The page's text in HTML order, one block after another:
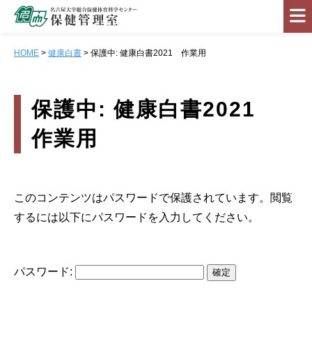
HOME > 健康白書 > 保護中: 健康白書2021 作業用
保護中: 健康白書2021
作業用
このコンテンツはパスワードで保護されています。閲覧
するには以下にパスワードを入力してください。
パスワード:
健康相談
お知らせ
総合保健体育科学センター
リンク集